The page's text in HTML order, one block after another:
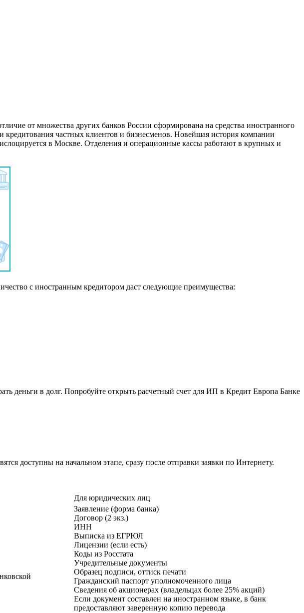
от множества других банков России сформирована на средства иностранного
кредитования частных клиентов и бизнесменов. Новейшая история компании
в Москве. Отделения и операционные кассы работают в крупных и
с иностранным кредитором даст следующие преимущества:
деньги в долг. Попробуйте открыть расчетный счет для ИП в Кредит Европа Банке
доступны на начальном этапе, сразу после отправки заявки по Интернету.
Для юридических лиц
Заявление (форма банка)
Договор (2 экз.)
ИНН
Выписка из ЕГРЮЛ
Лицензии (если есть)
Коды из Росстата
Учредительные документы
Образец подписи, оттиск печати
Гражданский паспорт уполномоченного лица
Сведения об акционерах (владельцах более 25% акций)
Если документ составлен на иностранном языке, в банк
предоставляют заверенную копию перевода